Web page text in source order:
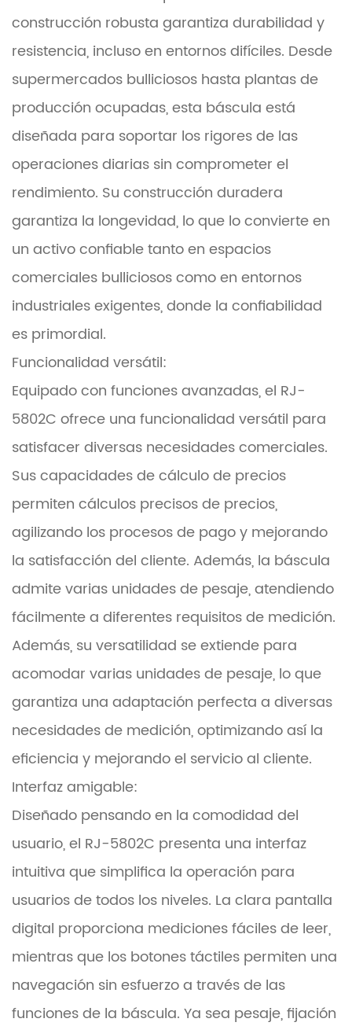
construcción robusta garantiza durabilidad y
resistencia, incluso en entornos difíciles. Desde
supermercados bulliciosos hasta plantas de
producción ocupadas, esta báscula está
diseñada para soportar los rigores de las
operaciones diarias sin comprometer el
rendimiento. Su construcción duradera
garantiza la longevidad, lo que lo convierte en
un activo confiable tanto en espacios
comerciales bulliciosos como en entornos
industriales exigentes, donde la confiabilidad
es primordial.
Funcionalidad versátil:
Equipado con funciones avanzadas, el RJ-
5802C ofrece una funcionalidad versátil para
satisfacer diversas necesidades comerciales.
Sus capacidades de cálculo de precios
permiten cálculos precisos de precios,
agilizando los procesos de pago y mejorando
la satisfacción del cliente. Además, la báscula
admite varias unidades de pesaje, atendiendo
fácilmente a diferentes requisitos de medición.
Además, su versatilidad se extiende para
acomodar varias unidades de pesaje, lo que
garantiza una adaptación perfecta a diversas
necesidades de medición, optimizando así la
eficiencia y mejorando el servicio al cliente.
Interfaz amigable:
Diseñado pensando en la comodidad del
usuario, el RJ-5802C presenta una interfaz
intuitiva que simplifica la operación para
usuarios de todos los niveles. La clara pantalla
digital proporciona mediciones fáciles de leer,
mientras que los botones táctiles permiten una
navegación sin esfuerzo a través de las
funciones de la báscula. Ya sea pesaje, fijación